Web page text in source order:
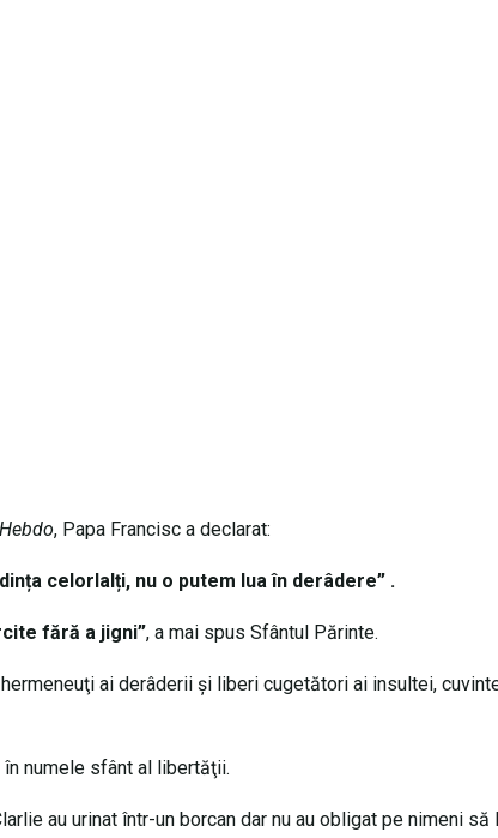
, Papa Francisc a declarat:
celorlalți, nu o putem lua în derâdere” .
fără a jigni”, a mai spus Sfântul Părinte.
ai derâderii şi liberi cugetători ai insultei,
numele sfânt al libertăţii.
au urinat într-un borcan dar nu au obligat pe nimeni să